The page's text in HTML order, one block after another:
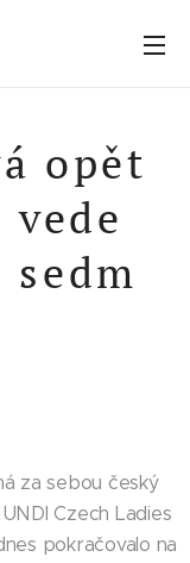
opět
za sebou český
Czech Ladies
pokračovalo na